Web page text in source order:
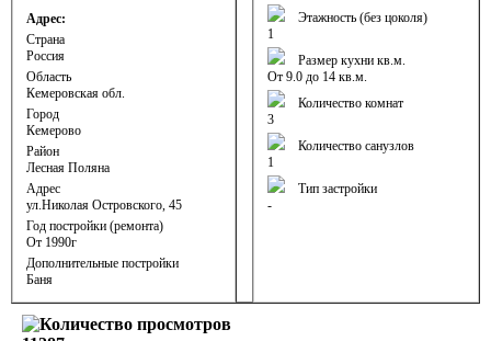
Адрес:
Страна
Россия
Область
Кемеровская обл.
Город
Кемерово
Район
Лесная Поляна
Адрес
ул.Николая Островского, 45
Год постройки (ремонта)
От 1990г
Дополнительные постройки
Баня
Этажность (без цоколя)
1
Размер кухни кв.м.
От 9.0 до 14 кв.м.
Количество комнат
3
Количество санузлов
1
Тип застройки
-